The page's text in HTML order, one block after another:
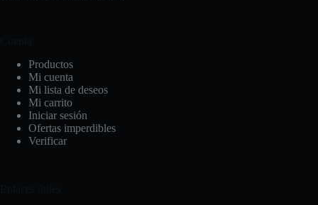
Productos
Mi cuenta
Mi lista de deseos
Mi carrito
Iniciar sesión
Ofertas imperdibles
Verificar